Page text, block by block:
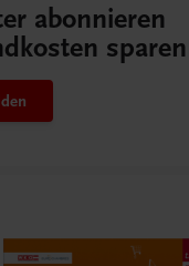
abonnieren
sparen